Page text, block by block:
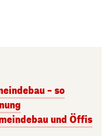
– so
und Öffis